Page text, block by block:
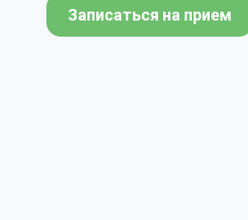
Записаться на прием